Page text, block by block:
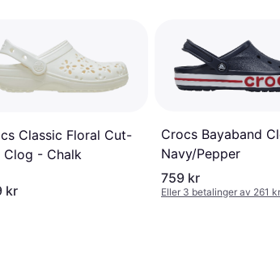
Classic Floral Cut-
Clog - Chalk
kr
Crocs Bayaband
Navy/Pepper
759 kr
Eller 3 betalinger av 261 kr